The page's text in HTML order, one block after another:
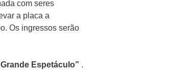
com seres
a placa a
Os ingressos serão
Espetáculo” .